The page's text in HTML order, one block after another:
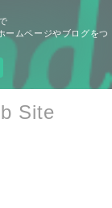
ームページやブログをつ
Site